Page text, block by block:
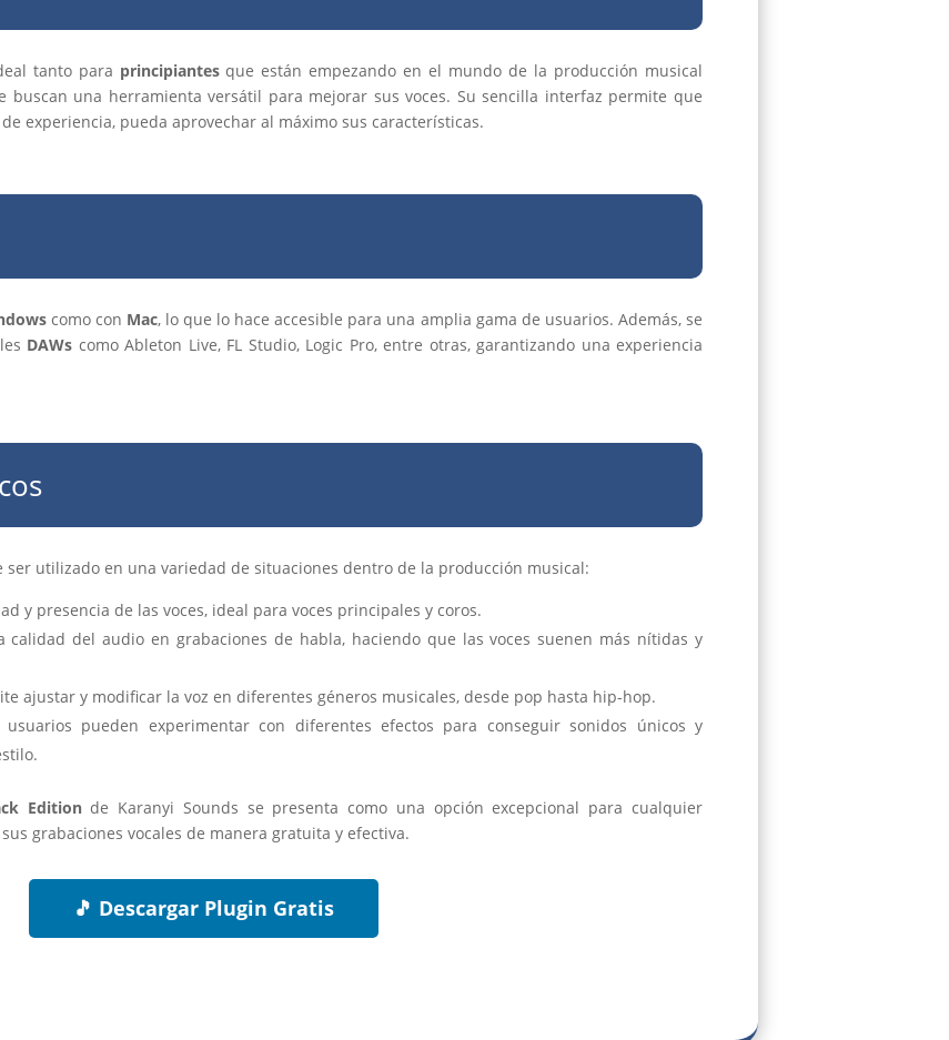
tanto para principiantesque están empezando en el mundo de la producción musical
buscan una herramienta versátil para mejorar sus voces. Su sencilla interfaz permite que
experiencia, pueda aprovechar al máximo sus características.
como con Mac, lo que lo hace accesible para una amplia gama de usuarios. Además, se
DAWs como Ableton Live, FL Studio, Logic Pro, entre otras, garantizando una experiencia
ser utilizado en una variedad de situaciones dentro de la producción musical:
y presencia de las voces, ideal para voces principales y coros.
calidad del audio en grabaciones de habla, haciendo que las voces suenen más nítidas y
ajustar y modificar la voz en diferentes géneros musicales, desde pop hasta hip-hop.
usuarios pueden experimentar con diferentes efectos para conseguir sonidos únicos y
Editionde Karanyi Sounds se presenta como una opción excepcional para cualquier
grabaciones vocales de manera gratuita y efectiva.
🎵 Descargar Plugin Gratis